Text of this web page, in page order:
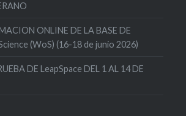
ONLINE DE LA BASE DE
(WoS) (16-18 de junio 2026)
DE LeapSpace DEL 1 AL 14 DE